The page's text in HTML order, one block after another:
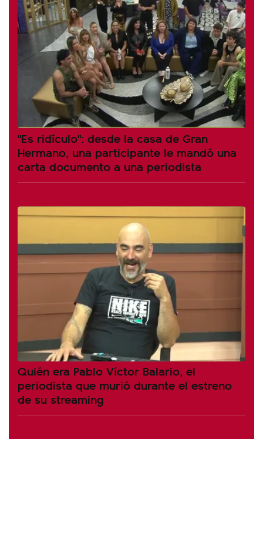
"Es ridículo": desde la casa de Gran
Hermano, una participante le mandó una
carta documento a una periodista
Quién era Pablo Víctor Balario, el
periodista que murió durante el estreno
de su streaming